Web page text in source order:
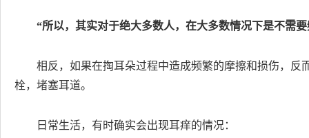
“所以，其实对于绝大多数人，在大多数情况下是不需
相反，如果在掏耳朵过程中造成频繁的摩擦和损伤，
栓，堵塞耳道。
日常生活，有时确实会出现耳痒的情况：